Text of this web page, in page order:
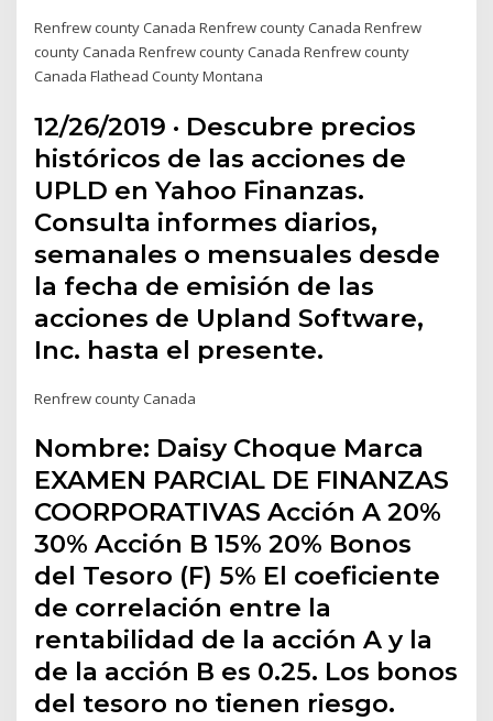
Renfrew county Canada Renfrew county Canada Renfrew
county Canada Renfrew county Canada Renfrew county
Canada Flathead County Montana
12/26/2019 · Descubre precios
históricos de las acciones de
UPLD en Yahoo Finanzas.
Consulta informes diarios,
semanales o mensuales desde
la fecha de emisión de las
acciones de Upland Software,
Inc. hasta el presente.
Renfrew county Canada
Nombre: Daisy Choque Marca
EXAMEN PARCIAL DE FINANZAS
COORPORATIVAS Acción A 20%
30% Acción B 15% 20% Bonos
del Tesoro (F) 5% El coeficiente
de correlación entre la
rentabilidad de la acción A y la
de la acción B es 0.25. Los bonos
del tesoro no tienen riesgo.